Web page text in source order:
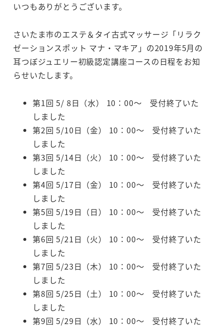
いつもありがとうございます。
さいたま市のエステ＆タイ古式マッサージ「リラク
ゼーションスポット マナ・マキア」の2019年5月の
耳つぼジュエリー初級認定講座コースの日程をお知
らせいたします。
第1回 5/ 8日（水） 10：00～ 受付終了いた
しました
第2回 5/10日（金） 10：00～ 受付終了いた
しました
第3回 5/14日（火） 10：00～ 受付終了いた
しました
第4回 5/17日（金） 10：00～ 受付終了いた
しました
第5回 5/19日（日） 10：00～ 受付終了いた
しました
第6回 5/21日（火） 10：00～ 受付終了いた
しました
第7回 5/23日（木） 10：00～ 受付終了いた
しました
第8回 5/25日（土） 10：00～ 受付終了いた
しました
第9回 5/29日（水） 10：00～ 受付終了いた